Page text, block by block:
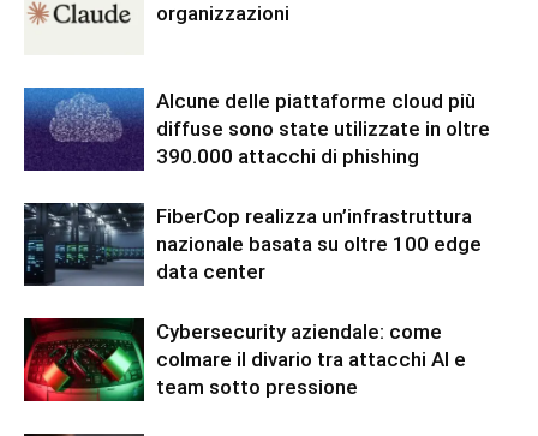
organizzazioni
Alcune delle piattaforme cloud più
diffuse sono state utilizzate in oltre
390.000 attacchi di phishing
FiberCop realizza un’infrastruttura
nazionale basata su oltre 100 edge
data center
Cybersecurity aziendale: come
colmare il divario tra attacchi AI e
team sotto pressione